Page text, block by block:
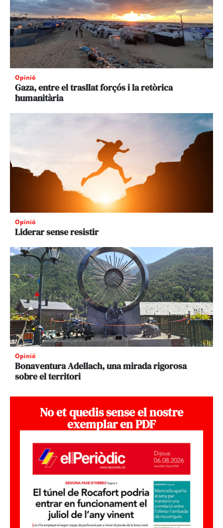
Opinió
Gaza, entre el trasllat forçós i la retòrica
humanitària
Opinió
Liderar sense resistir
Opinió
Bonaventura Adellach, una mirada rigorosa
sobre el territori
No et quedis sense el nostre
exemplar en PDF